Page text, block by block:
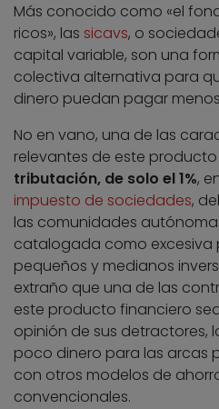
Más conocido como «el
ricos», las sicavs, o
capital variable, son una
colectiva alternativa para
dinero puedan pagar
No en vano, una de las
relevantes de este
tributación, de solo el 1%,
impuesto de sociedades,
las comunidades
catalogada como excesiva
pequeños y medianos
extraño que una de las
este producto financiero
opinión de sus detractores,
poco dinero para las arcas
con otros modelos de
convencionales.